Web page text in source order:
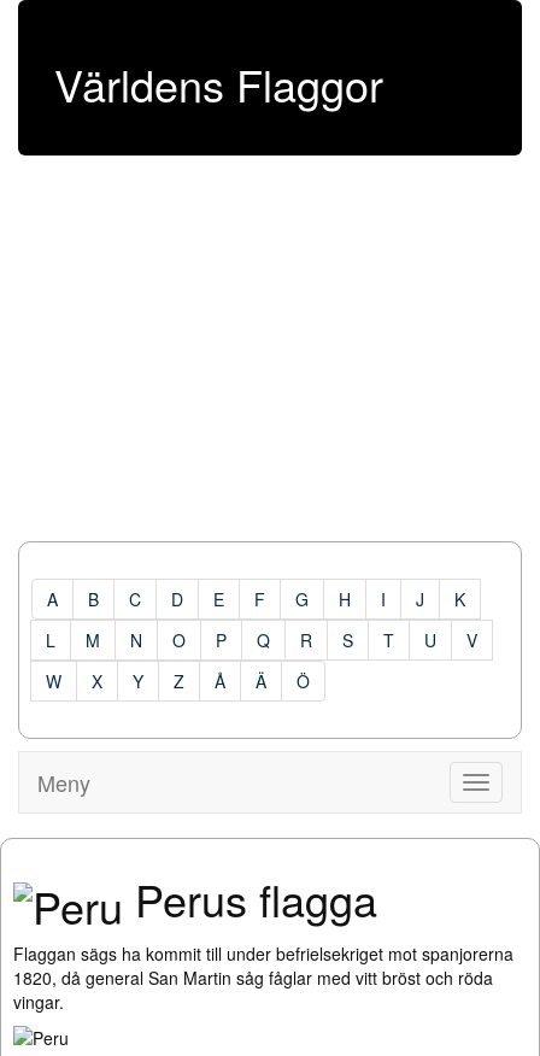
Världens Flaggor
A B C D E F G H I J
K
L
M N O P Q R S T U
V
W
X Y Z Å Ä Ö
Visa
Meny
Meny
Perus flagga
Flaggan sägs ha kommit till under befrielsekriget mot spanjorerna
1820, då general San Martin såg fåglar med vitt bröst och röda
vingar.